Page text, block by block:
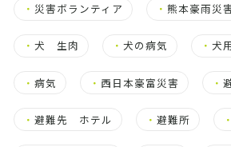
・ 災害ボランティア ・熊本豪雨災
・ 犬 生肉 ・犬の病気 ・犬
・ 病気 ・ 西日本豪富災害 ・
・ 避難先 ホテル ・避難所